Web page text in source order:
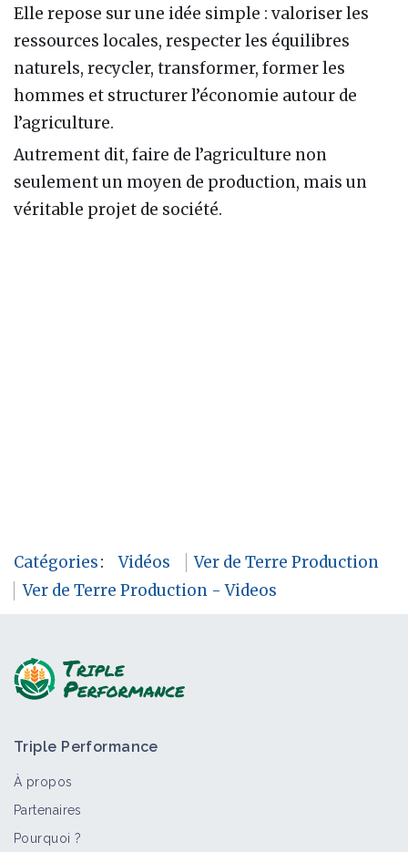
Elle repose sur une idée simple : valoriser les
ressources locales, respecter les équilibres
naturels, recycler, transformer, former les
hommes et structurer l’économie autour de
l’agriculture.
Autrement dit, faire de l’agriculture non
seulement un moyen de production, mais un
véritable projet de société.
Catégories: Vidéos
Ver de Terre Production
Ver de Terre Production - Videos
Triple Performance
À propos
Partenaires
Pourquoi ?